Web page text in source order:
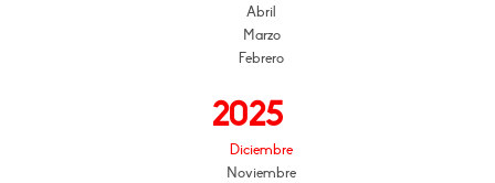
Abril
Marzo
Febrero
2025
Diciembre
Noviembre